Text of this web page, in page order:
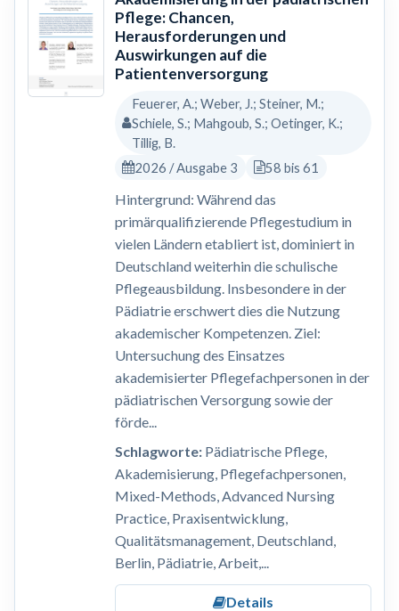
Pflege: Chancen,
Herausforderungen und
Auswirkungen auf die
Patientenversorgung
Feuerer, A.; Weber, J.; Steiner, M.;
Schiele, S.; Mahgoub, S.; Oetinger, K.;
Tillig, B.
2026 / Ausgabe 3
58 bis 61
Hintergrund: Während das
primärqualifizierende Pflegestudium in
vielen Ländern etabliert ist, dominiert in
Deutschland weiterhin die schulische
Pflegeausbildung. Insbesondere in der
Pädiatrie erschwert dies die Nutzung
akademischer Kompetenzen. Ziel:
Untersuchung des Einsatzes
akademisierter Pflegefachpersonen in der
pädiatrischen Versorgung sowie der
förde...
Schlagworte:Pädiatrische Pflege,
Akademisierung, Pflegefachpersonen,
Mixed-Methods, Advanced Nursing
Practice, Praxisentwicklung,
Qualitätsmanagement, Deutschland,
Berlin, Pädiatrie, Arbeit,...
Details